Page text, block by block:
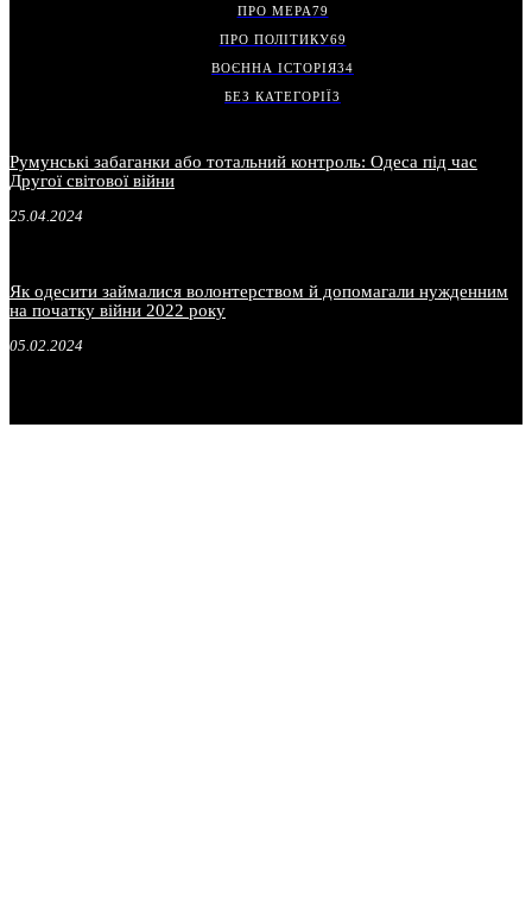
ПРО МЕРА79
ПРО ПОЛІТИКУ69
ВОЄННА ІСТОРІЯ34
БЕЗ КАТЕГОРІЇ3
Румунські забаганки або тотальний контроль: Одеса під час
Другої світової війни
25.04.2024
Як одесити займалися волонтерством й допомагали нужденним
на початку війни 2022 року
05.02.2024